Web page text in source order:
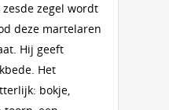
zegel wordt
deze martelaren
Hij geeft
Het
bokje,